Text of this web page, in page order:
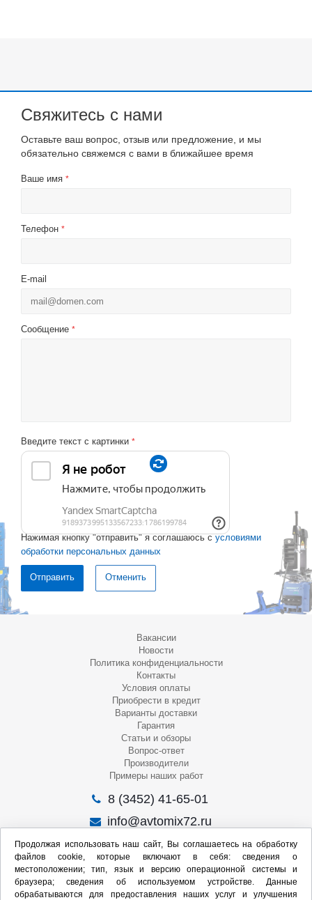
Свяжитесь с нами
Оставьте ваш вопрос, отзыв или предложение, и мы
обязательно свяжемся с вами в ближайшее время
Ваше имя *
Телефон *
E-mail
Сообщение *
Введите текст с картинки *
Нажимая кнопку "отправить" я соглашаюсь с условиями
обработки персональных данных
Отменить
Вакансии
Новости
Политика конфиденциальности
Контакты
Условия оплаты
Приобрести в кредит
Варианты доставки
Гарантия
Статьи и обзоры
Вопрос-ответ
Производители
Примеры наших работ
8 (3452) 41-65-01
info@avtomix72.ru
г. Тюмень, ул. 50 лет Октября, 120
Пн-Пт
: 09:00 – 19:00
Сб: 10:00 – 17:00
Вс: Выходной
Продолжая использовать наш сайт, Вы соглашаетесь на обработку
файлов cookie, которые включают в себя: сведения о
местоположении; тип, язык и версию операционной системы и
браузера; сведения об используемом устройстве. Данные
обрабатываются для предоставления наших услуг и улучшения